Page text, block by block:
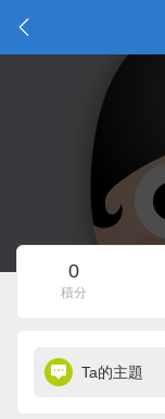
0
積分
Ta的主題